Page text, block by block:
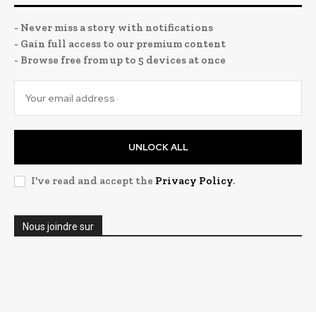
- Never miss a story with notifications
- Gain full access to our premium content
- Browse free from up to 5 devices at once
UNLOCK ALL
I've read and accept the Privacy Policy.
Nous joindre sur